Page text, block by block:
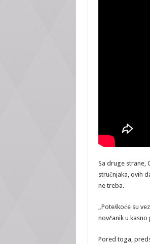
Sa druge strane,
stručnjaka, ovih
ne treba.
„Poteškoće su
novčanik u kasno
Pored toga,